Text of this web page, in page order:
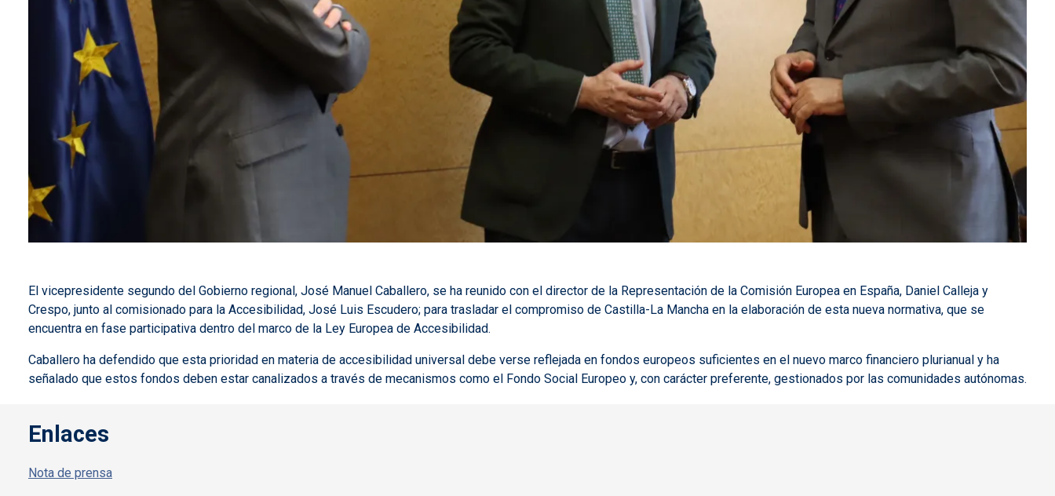
El vicepresidente segundo del Gobierno regional, José Manuel Caballero, se ha reunido con el director de la Representación de la Comisión Europea en España, Daniel Calleja y
Crespo, junto al comisionado para la Accesibilidad, José Luis Escudero; para trasladar el compromiso de Castilla-La Mancha en la elaboración de esta nueva normativa, que se
encuentra en fase participativa dentro del marco de la Ley Europea de Accesibilidad.
Caballero ha defendido que esta prioridad en materia de accesibilidad universal debe verse reflejada en fondos europeos suficientes en el nuevo marco financiero plurianual y ha
señalado que estos fondos deben estar canalizados a través de mecanismos como el Fondo Social Europeo y, con carácter preferente, gestionados por las comunidades autónomas.
Enlaces
Nota de prensa